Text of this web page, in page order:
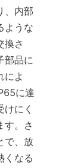
、内部
ような
換さ
部品に
によ
に達
にく
す。さ
で、放
くなる